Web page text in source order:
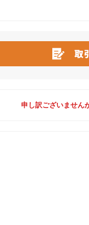
申し訳ございません